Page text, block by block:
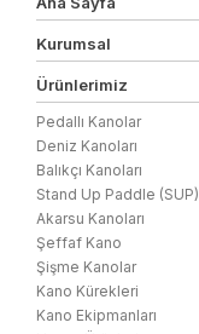
Kurumsal
Ürünlerimiz
Pedallı Kanolar
Deniz Kanoları
Balıkçı Kanoları
Stand Up Paddle (SUP)
Akarsu Kanoları
Şeffaf Kano
Şişme Kanolar
Kano Kürekleri
Kano Ekipmanları